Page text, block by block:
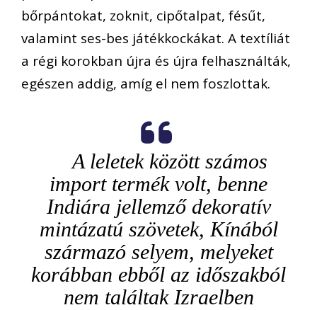
bőrpántokat, zoknit, cipőtalpat, fésűt,
valamint ses-bes játékkockákat. A textíliát
a régi korokban újra és újra felhasználták,
egészen addig, amíg el nem foszlottak.
A leletek között számos
import termék volt, benne
Indiára jellemző dekoratív
mintázatú szövetek, Kínából
származó selyem, melyeket
korábban ebből az időszakból
nem találtak Izraelben